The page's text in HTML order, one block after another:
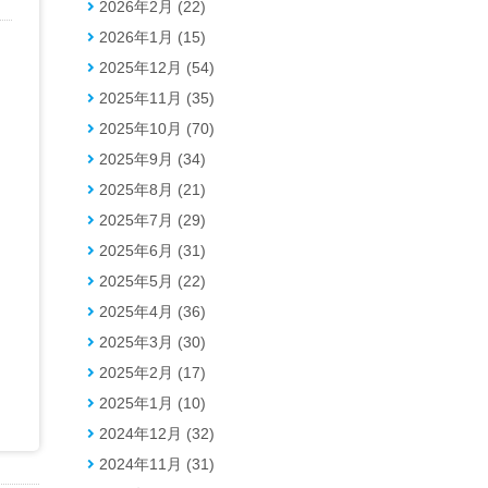
2026年2月 (22)
2026年1月 (15)
2025年12月 (54)
2025年11月 (35)
2025年10月 (70)
2025年9月 (34)
2025年8月 (21)
2025年7月 (29)
2025年6月 (31)
2025年5月 (22)
2025年4月 (36)
2025年3月 (30)
2025年2月 (17)
2025年1月 (10)
2024年12月 (32)
2024年11月 (31)